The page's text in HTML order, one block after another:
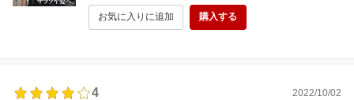
お気に入りに追加 購入する
4
2022/10/02